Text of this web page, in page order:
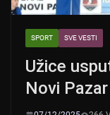
SPORT SVE VESTI
Užice
Novi